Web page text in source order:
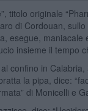
titolo originale
di Cordouan,
esegue, maniacale
insieme il tempo
confino in Calabria,
la pipa, dice:
di Monicelli e